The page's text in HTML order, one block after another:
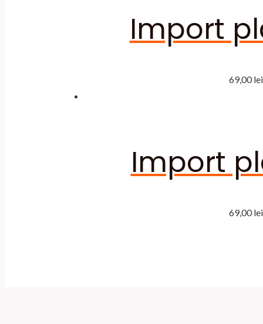
Import
69,00lei
Import
69,00lei